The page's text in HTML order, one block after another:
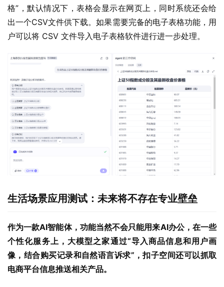
格”，默认情况下，表格会显示在网页上，同时系统还会给
出一个CSV文件供下载。如果需要完备的电子表格功能，用
户可以将 CSV 文件导入电子表格软件进行进一步处理。
生活场景应用测试：未来将不存在专业壁垒
作为一款AI智能体，功能当然不会只能用来AI办公，在一些
个性化服务上，大模型之家通过“导入商品信息和用户画
像，结合购买记录和自然语言诉求”，扣子空间还可以抓取
电商平台信息推送相关产品。